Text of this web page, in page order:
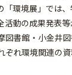
「環境展」では
動の成果発表等
図書館・小金井
ぞれ環境関連の